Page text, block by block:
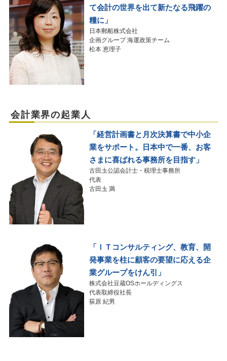
て会計の世界を出て新たなる飛躍の
糧に」
日本郵船株式会社
企画グループ 海運政策チーム
松本 恵理子
会計業界の起業人
「経営計画書と月次決算書で中小企
業をサポート。日本中で一番、お客
さまに喜ばれる事務所を目指す」
古田圡公認会計士・税理士事務所
代表
古田圡 満
「ＩＴコンサルティング、教育、開
発事業を柱に顧客の要望に応える企
業グループをけん引」
株式会社豆蔵OSホールディングス
代表取締役社長
荻原 紀男